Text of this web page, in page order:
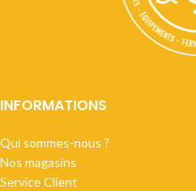
INFORMATIONS
Qui sommes-nous ?
Nos magasins
Service Client